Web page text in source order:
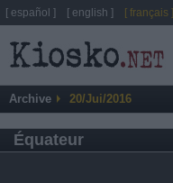
Archive 20/Jui/2016
Équateur
[ español ] [ english ] [ français ]